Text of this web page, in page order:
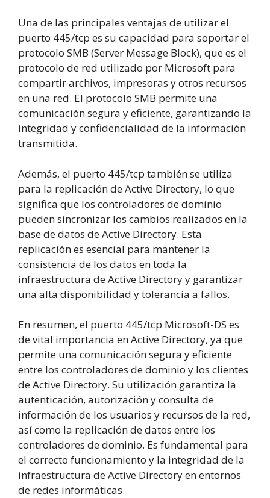
Una de las principales ventajas de utilizar el
puerto 445/tcp es su capacidad para soportar el
protocolo SMB (Server Message Block), que es el
protocolo de red utilizado por Microsoft para
compartir archivos, impresoras y otros recursos
en una red. El protocolo SMB permite una
comunicación segura y eficiente, garantizando la
integridad y confidencialidad de la información
transmitida.
Además, el puerto 445/tcp también se utiliza
para la replicación de Active Directory, lo que
significa que los controladores de dominio
pueden sincronizar los cambios realizados en la
base de datos de Active Directory. Esta
replicación es esencial para mantener la
consistencia de los datos en toda la
infraestructura de Active Directory y garantizar
una alta disponibilidad y tolerancia a fallos.
En resumen, el puerto 445/tcp Microsoft-DS es
de vital importancia en Active Directory, ya que
permite una comunicación segura y eficiente
entre los controladores de dominio y los clientes
de Active Directory. Su utilización garantiza la
autenticación, autorización y consulta de
información de los usuarios y recursos de la red,
así como la replicación de datos entre los
controladores de dominio. Es fundamental para
el correcto funcionamiento y la integridad de la
infraestructura de Active Directory en entornos
de redes informáticas.